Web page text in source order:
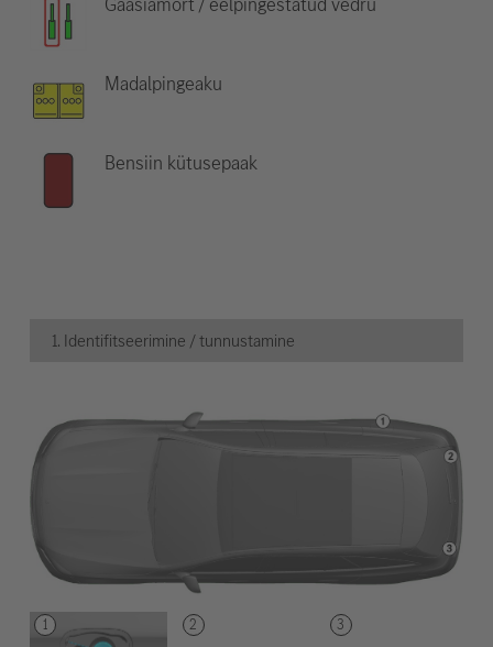
Madalpingeaku
Bensiin kütusepaak
1. Identifitseerimine / tunnustamine